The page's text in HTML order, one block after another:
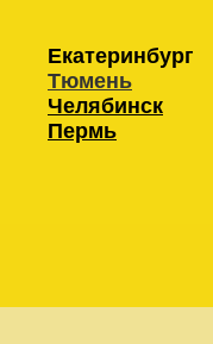
Екатеринбург
Тюмень
Челябинск
Пермь